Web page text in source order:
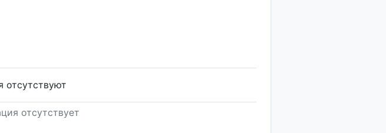
отсутствуют
отсутствует